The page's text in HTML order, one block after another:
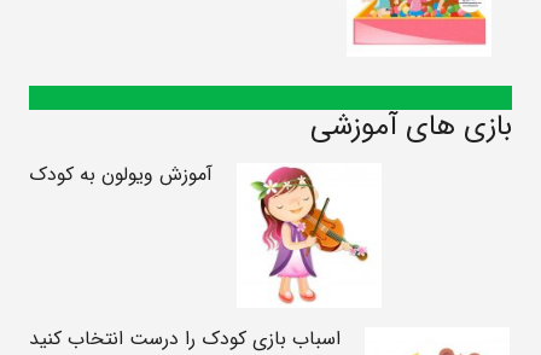
بازی های آموزشی
آموزش ویولون به کودک
اسباب بازی کودک را درست انتخاب کنید